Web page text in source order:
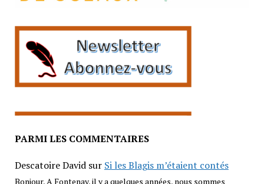
PARMI LES COMMENTAIRES
Descatoire Davidsur Si les Blagis m’étaient contés
Bonjour, A Fontenay, il y a quelques années, nous sommes